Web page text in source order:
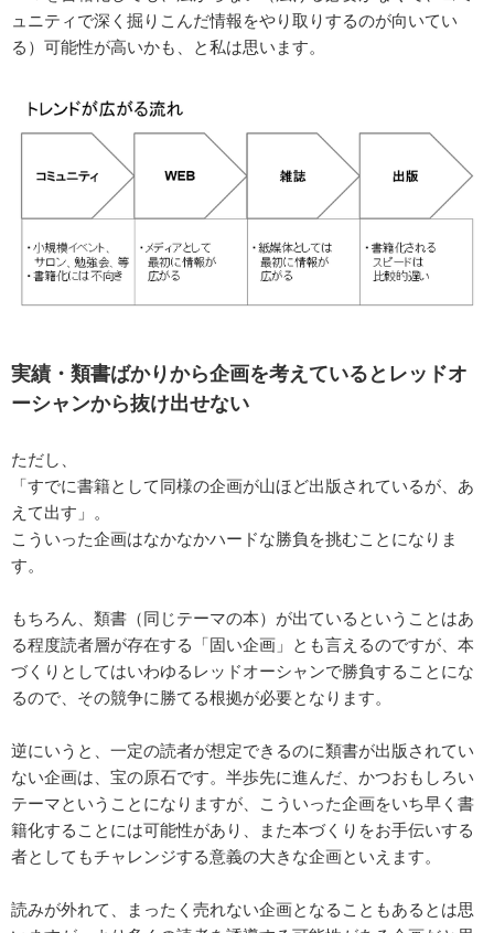
ュニティで深く掘りこんだ情報をやり取りするのが向いてい
る）可能性が高いかも、と私は思います。
実績・類書ばかりから企画を考えているとレッドオ
ーシャンから抜け出せない
ただし、
「すでに書籍として同様の企画が山ほど出版されているが、あ
えて出す」。
こういった企画はなかなかハードな勝負を挑むことになりま
す。
もちろん、類書（同じテーマの本）が出ているということはあ
る程度読者層が存在する「固い企画」とも言えるのですが、本
づくりとしてはいわゆるレッドオーシャンで勝負することにな
るので、その競争に勝てる根拠が必要となります。
逆にいうと、一定の読者が想定できるのに類書が出版されてい
ない企画は、宝の原石です。半歩先に進んだ、かつおもしろい
テーマということになりますが、こういった企画をいち早く書
籍化することには可能性があり、また本づくりをお手伝いする
者としてもチャレンジする意義の大きな企画といえます。
読みが外れて、まったく売れない企画となることもあるとは思